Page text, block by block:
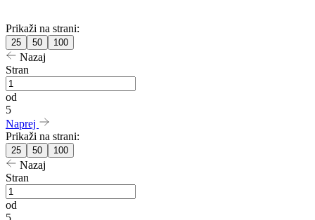
Prikaži na strani:
25 50 100
Nazaj
Stran
od
5
Naprej
Prikaži na strani:
25 50 100
Nazaj
Stran
od
5